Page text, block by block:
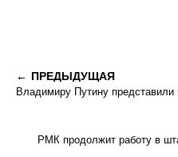
ПРЕДЫДУЩАЯ
Владимиру Путину представили
РМК продолжит работу в